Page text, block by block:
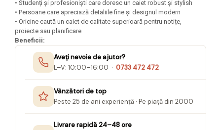
• Studenți și profesioniști care doresc un caiet robust și stylish
• Persoane care apreciază detaliile fine și designul modern
• Oricine caută un caiet de calitate superioară pentru notițe,
proiecte sau planificare
Beneficii:
Aveți nevoie de ajutor?
L–V: 10:00–16:00 · 0733 472 472
Vânzători de top
Peste 25 de ani experiență · Pe piață din 2000
Livrare rapidă 24–48 ore